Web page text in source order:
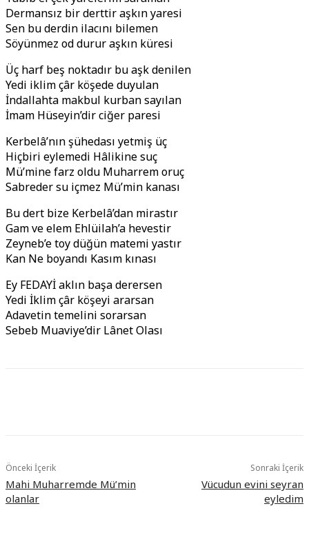
Dermansız bir derttir aşkın yaresi
Sen bu derdin ilacını bilemen
Söyünmez od durur aşkın küresi
Üç harf beş noktadır bu aşk denilen
Yedi iklim çâr köşede duyulan
İndallahta makbul kurban sayılan
İmam Hüseyin’dir ciğer paresi
Kerbelâ’nın şühedası yetmiş üç
Hiçbiri eylemedi Hâlikine suç
Mü’mine farz oldu Muharrem oruç
Sabreder su içmez Mü’min kanası
Bu dert bize Kerbelâ’dan mirastır
Gam ve elem Ehlüilah’a hevestir
Zeyneb’e toy düğün matemi yastır
Kan Ne boyandı Kasım kınası
Ey FEDAYİ aklın başa derersen
Yedi İklim çâr köşeyi ararsan
Adavetin temelini sorarsan
Sebeb Muaviye’dir Lânet Olası
Önceki İçerik
Mahi Muharremde Mü’min
olanlar
Sonraki İçerik
Vücudun evini seyran
eyledim